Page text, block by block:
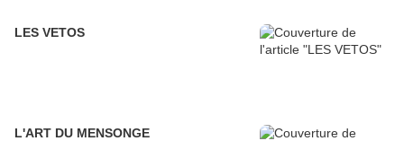
LES VETOS
L'ART DU MENSONGE